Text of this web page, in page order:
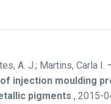
A. J.; Martins, Carla I.
injection moulding
pigments , 2015-